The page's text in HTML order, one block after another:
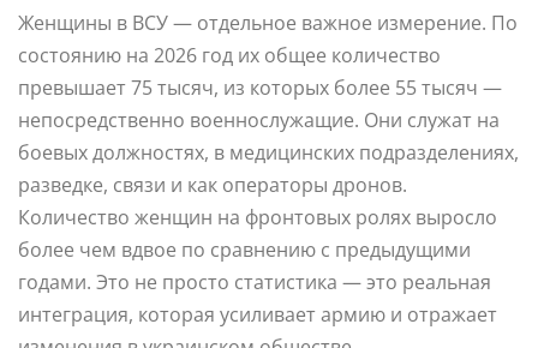
Женщины в ВСУ — отдельное важное измерение. По
состоянию на 2026 год их общее количество
превышает 75 тысяч, из которых более 55 тысяч —
непосредственно военнослужащие. Они служат на
боевых должностях, в медицинских подразделениях,
разведке, связи и как операторы дронов.
Количество женщин на фронтовых ролях выросло
более чем вдвое по сравнению с предыдущими
годами. Это не просто статистика — это реальная
интеграция, которая усиливает армию и отражает